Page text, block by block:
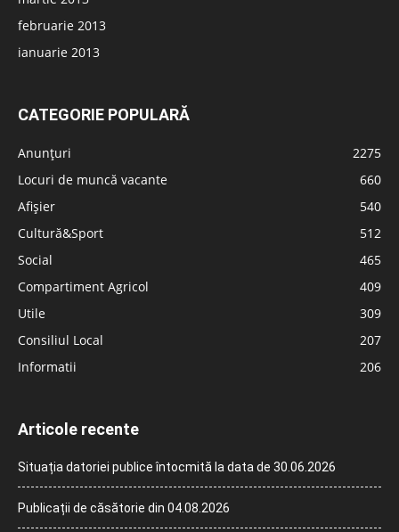
februarie 2013
ianuarie 2013
CATEGORIE POPULARĂ
Anunțuri
2275
Locuri de muncă vacante
660
Afișier
540
Cultură&Sport
512
Social
465
Compartiment Agricol
409
Utile
309
Consiliul Local
207
Informatii
206
Articole recente
Situația datoriei publice întocmită la data de 30.06.2026
Publicații de căsătorie din 04.08.2026